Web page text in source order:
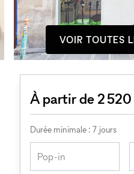
VOIR TOUTES
À partir de 2
Durée minimale : 7 jours